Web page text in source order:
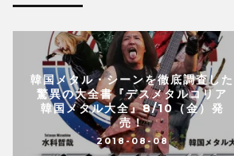
韓国メタル・シーンを徹底調査した
驚異の大全書『デスメタルコリア
韓国メタル大全』8/10（金）発
売！
2018-08-08